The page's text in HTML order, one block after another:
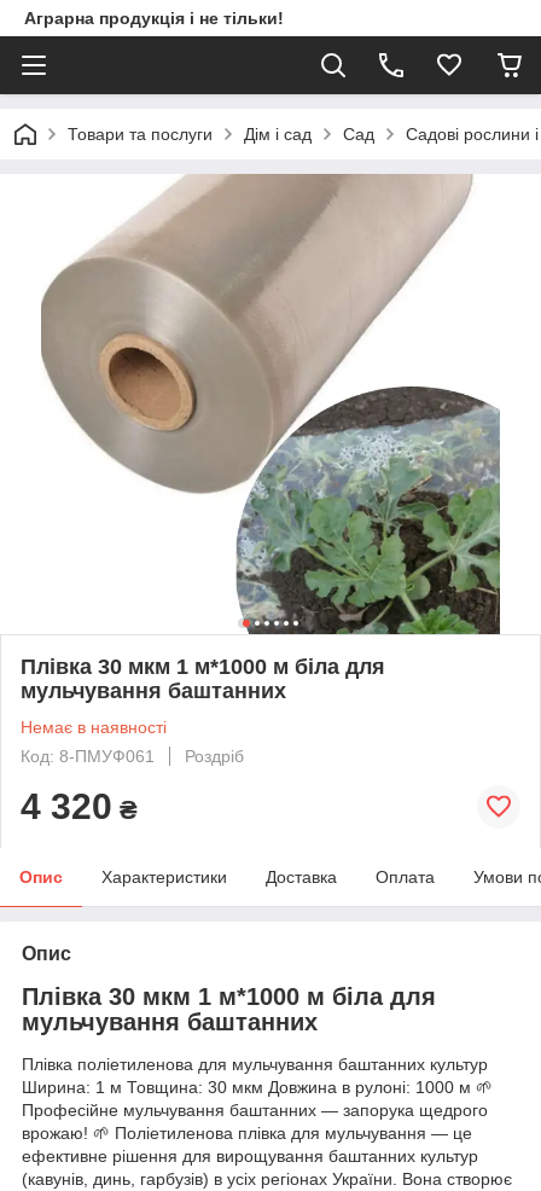
Аграрна продукція і не тільки!
Товари та послуги Дім і сад Сад Садові рослини
Плівка 30 мкм 1 м*1000 м біла для
мульчування баштанних
Немає в наявності
Код: 8-ПМУФ061
Роздріб
4 320 ₴
Опис Характеристики Доставка Оплата Умови
Опис
Плівка 30 мкм 1 м*1000 м біла для
мульчування баштанних
Плівка поліетиленова для мульчування баштанних культур
Ширина: 1 м Товщина: 30 мкм Довжина в рулоні: 1000 м 🌱
Професійне мульчування баштанних — запорука щедрого
врожаю! 🌱 Поліетиленова плівка для мульчування — це
ефективне рішення для вирощування баштанних культур
(кавунів, динь, гарбузів) в усіх регіонах України. Вона створює